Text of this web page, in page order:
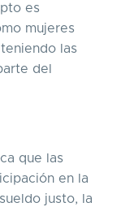
es
mujeres
las
del
que las
en la
justo, la